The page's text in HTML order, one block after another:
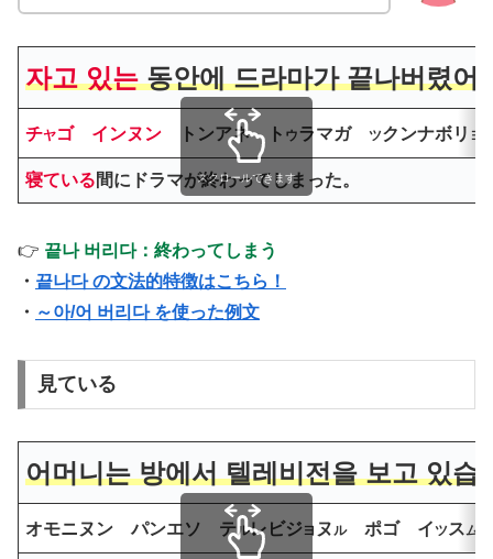
자고 있는동안에 드라마가 끝나버렸어.
チヤゴ インヌン トンアネト ウ ラマガツクンナボリ ヨ
寝ている間にドラマが終わってしまった。
スクロールできます
👉 끝나 버리다：終わってしまう
・ 끝나다 の文法的特徴はこちら！
・ ～아/어 버리다 を使った例文
見ている
어머니는 방에서 텔레비전을 보고 있습
オモニヌン パンエソ テルレビジヨ ヌルポゴ イツスム